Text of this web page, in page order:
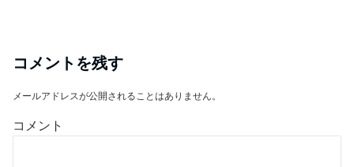
コメントを残す
メールアドレスが公開されることはありません。
コメント